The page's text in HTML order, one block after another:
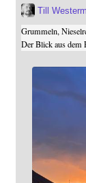
Till
Grummeln,
Der Blick aus dem